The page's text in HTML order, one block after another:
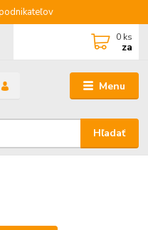
Menu
Hľadať
0 ks
za